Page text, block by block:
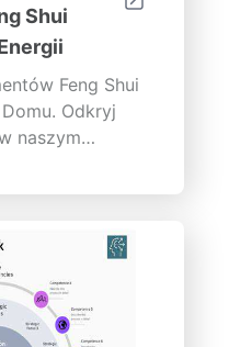
Shui
Feng Shui
Odkryj
naszym
po
Zanurz się
podkreśla
między
a naszym
znaczenia